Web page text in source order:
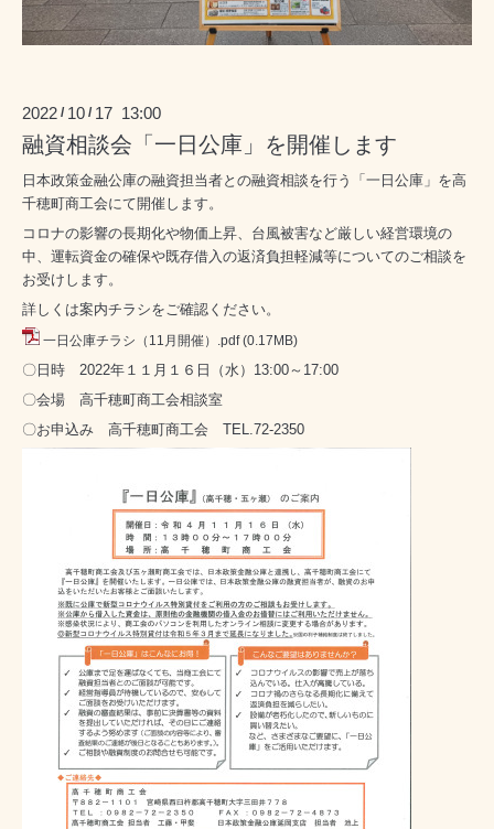
2022 / 10 / 17 13:00
融資相談会「一日公庫」を開催します
日本政策金融公庫の融資担当者との融資相談を行う「一日公庫」を高
千穂町商工会にて開催します。
コロナの影響の長期化や物価上昇、台風被害など厳しい経営環境の
中、運転資金の確保や既存借入の返済負担軽減等についてのご相談を
お受けします。
詳しくは案内チラシをご確認ください。
一日公庫チラシ（11月開催）.pdf (0.17MB)
〇日時 2022年１１月１６日（水）13:00～17:00
〇会場 高千穂町商工会相談室
〇お申込み 高千穂町商工会 TEL.72-2350